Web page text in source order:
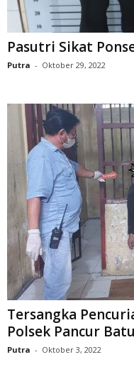
Pasutri Sikat
Putra - Oktober 29, 2022
Tersangka
Polsek Pancur Batu
Putra - Oktober 3, 2022